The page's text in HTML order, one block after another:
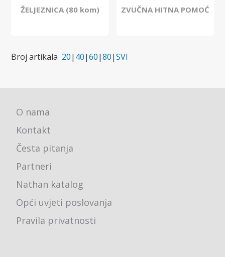
ŽELJEZNICA (80 kom) ZVUČNA HITNA POMOĆ
Broj artikala 20| 40|60|80|SVI
O nama
Kontakt
Česta pitanja
Partneri
Nathan katalog
Opći uvjeti poslovanja
Pravila privatnosti